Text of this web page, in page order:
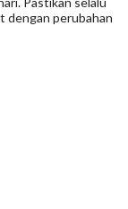
dengan perubahan